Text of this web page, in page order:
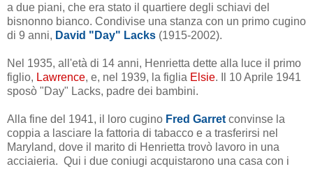
a due piani, che era stato il quartiere degli schiavi del
bisnonno bianco. Condivise una stanza con un primo cugino
di 9 anni, David "Day" Lacks (1915-2002).
Nel 1935, all'età di 14 anni, Henrietta dette alla luce il primo
figlio, Lawrence, e, nel 1939, la figlia Elsie. Il 10 Aprile 1941
sposò "Day" Lacks, padre dei bambini.
Alla fine del 1941, il loro cugino Fred Garret convinse la
coppia a lasciare la fattoria di tabacco e a trasferirsi nel
Maryland, dove il marito di Henrietta trovò lavoro in una
acciaieria. Qui i due coniugi acquistarono una casa con i